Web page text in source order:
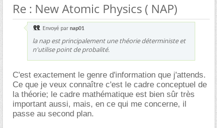
Re : New Atomic Physics ( NAP)
Envoyé par nap01
la nap est principalement une théorie déterministe et
n'utilise point de probalité.
C'est exactement le genre d'information que j'attends.
Ce que je veux connaître c'est le cadre conceptuel de
la théorie; le cadre mathématique est bien sûr très
important aussi, mais, en ce qui me concerne, il
passe au second plan.